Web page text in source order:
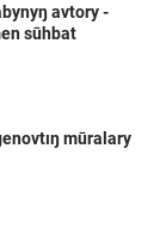
avtory -
sūhbat
mūralary